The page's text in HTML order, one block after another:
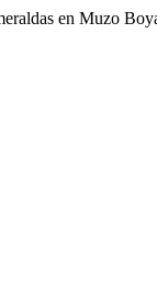
en Muzo